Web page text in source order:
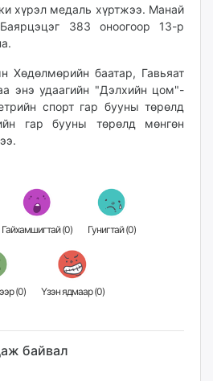
хүрэл медаль хүртжээ. Манай
383 оноогоор 13-р
Хөдөлмөрийн баатар, Гавьяат
энэ удаагийн "Дэлхийн цом"-
спорт гар бууны төрөлд
гар бууны төрөлд мөнгөн
Гайхамшигтай (0) Гунигтай (0)
Жихүүцмээр (0) Үзэн ядмаар (0)
байвал